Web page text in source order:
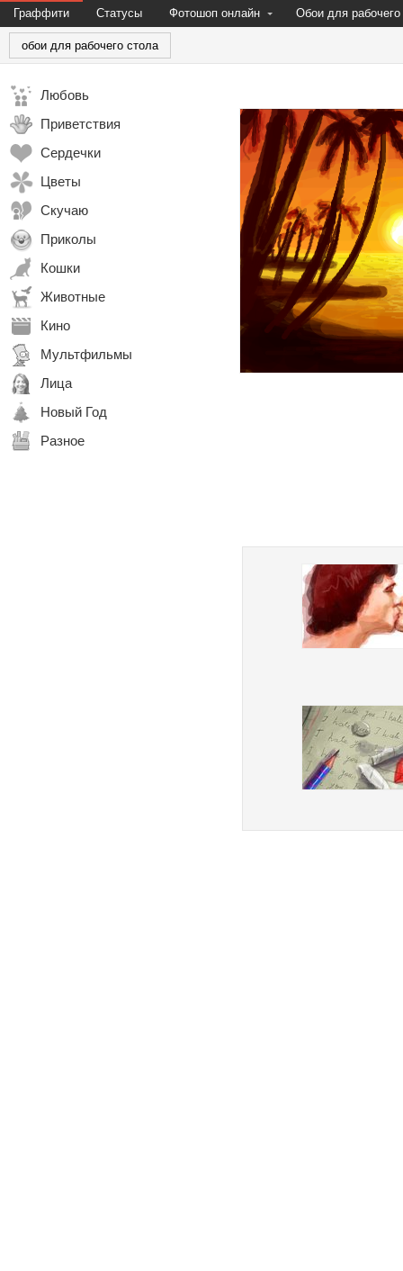
Граффити Статусы Фотошоп онлайн Обои для рабочего
обои для рабочего стола
Любовь
Приветствия
Сердечки
Цветы
Скучаю
Приколы
Кошки
Животные
Кино
Мультфильмы
Лица
Новый Год
Разное